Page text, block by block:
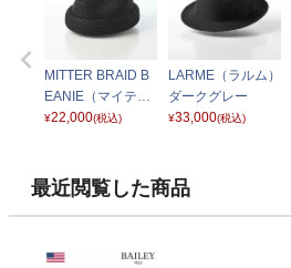
MITTER BRAID B
EANIE（マイテル
ブレードビーニ
¥22,000(税込)
LARME（ラルム）
ダークグレー
¥33,000(税込)
最近閲覧した商品